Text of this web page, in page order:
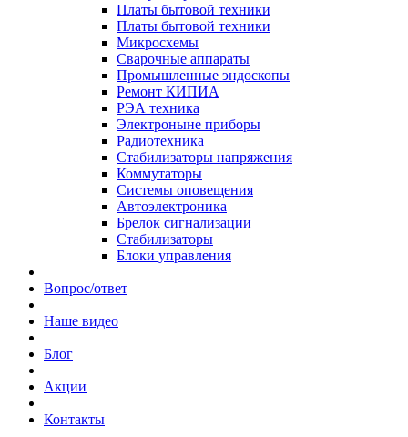
Платы бытовой техники
Платы бытовой техники
Микросхемы
Сварочные аппараты
Промышленные эндоскопы
Ремонт КИПИА
РЭА техника
Электроныне приборы
Радиотехника
Стабилизаторы напряжения
Коммутаторы
Системы оповещения
Автоэлектроника
Брелок сигнализации
Стабилизаторы
Блоки управления
Вопрос/ответ
Наше видео
Блог
Акции
Контакты